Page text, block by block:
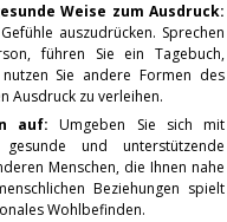
Weise zum Ausdruck:
auszudrücken. Sprechen
führen Sie ein Tagebuch,
Sie andere Formen des
Ausdruck zu verleihen.
auf: Umgeben Sie sich mit
und unterstützende
Menschen, die Ihnen nahe
Beziehungen spielt
Wohlbefinden.